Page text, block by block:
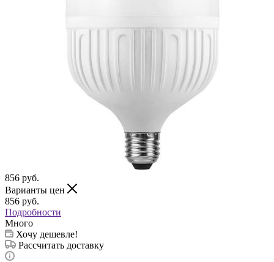
856 руб.
Варианты цен
856 руб.
Подробности
Много
Хочу дешевле!
Рассчитать доставку